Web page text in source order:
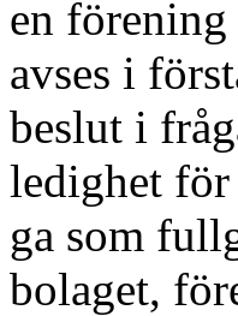
en
avses i
beslut i
ledighet
ga som
bolaget,